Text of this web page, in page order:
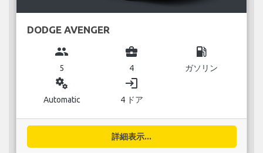
DODGE AVENGER
group
5
business_center
4
local_gas_station
ガソリン
miscellaneous_services
Automatic
login
4 ドア
詳細表示...